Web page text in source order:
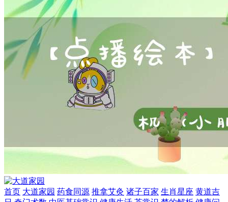
首页 大道家园 药食同源 推拿艾灸 诸子百家 生肖星座 黄道吉